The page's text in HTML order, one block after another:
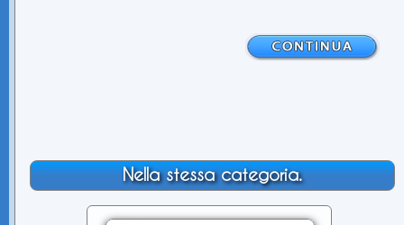
Nella stessa categoria.